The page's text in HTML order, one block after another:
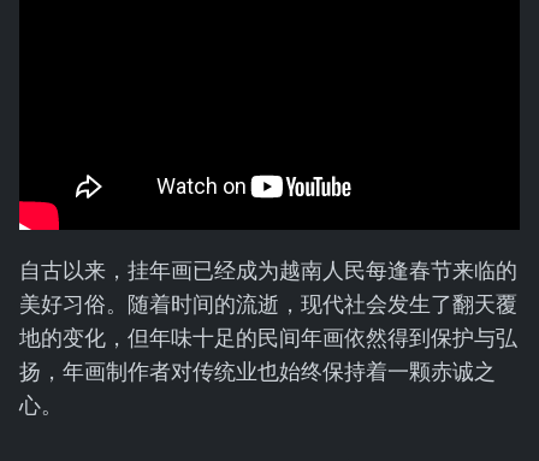
自古以来，挂年画已经成为越南人民每逢春节来临的
美好习俗。随着时间的流逝，现代社会发生了翻天覆
地的变化，但年味十足的民间年画依然得到保护与弘
扬，年画制作者对传统业也始终保持着一颗赤诚之
心。